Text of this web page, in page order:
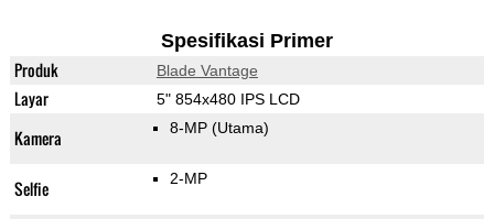
Spesifikasi Primer
Produk Blade Vantage
Layar 5" 854x480 IPS LCD
Kamera 8-MP (Utama)
Selfie 2-MP